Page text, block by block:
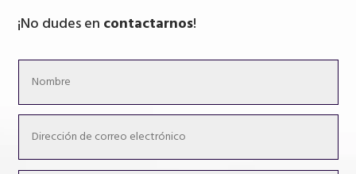
¡No dudes en contactarnos!